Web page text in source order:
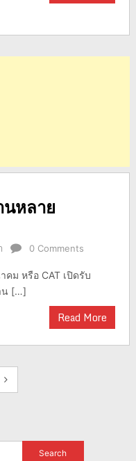
หลาย
0 Comments
ม หรือ CAT เปิดรับ
น […]
Read More